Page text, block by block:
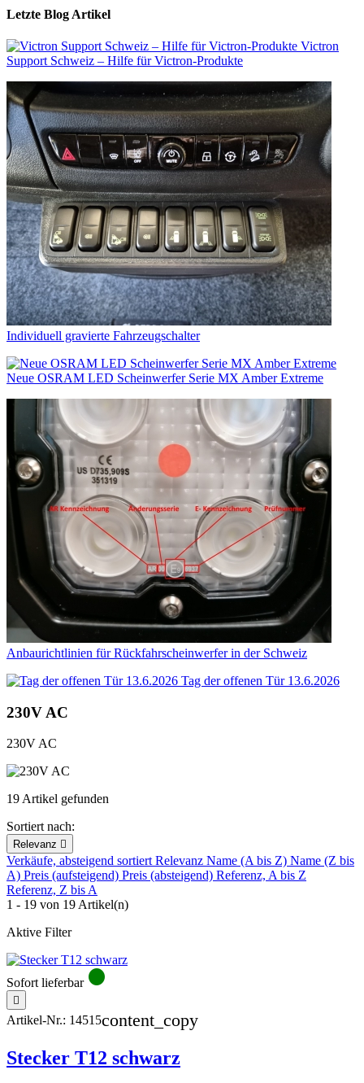
Letzte Blog Artikel
Victron
Support Schweiz – Hilfe für Victron-Produkte
Individuell gravierte Fahrzeugschalter
Neue OSRAM LED Scheinwerfer Serie MX Amber Extreme
Anbaurichtlinien für Rückfahrscheinwerfer in der Schweiz
Tag der offenen Tür 13.6.2026
230V AC
230V AC
19 Artikel gefunden
Sortiert nach:
Relevanz 
Verkäufe, absteigend sortiertRelevanz Name (A bis Z) Name (Z bis
A) Preis (aufsteigend) Preis (absteigend) Referenz, A bis Z
Referenz, Z bis A
1 - 19 von 19 Artikel(n)
Aktive Filter
Sofort lieferbar circle

Artikel-Nr.: 14515content_copy
Stecker T12 schwarz